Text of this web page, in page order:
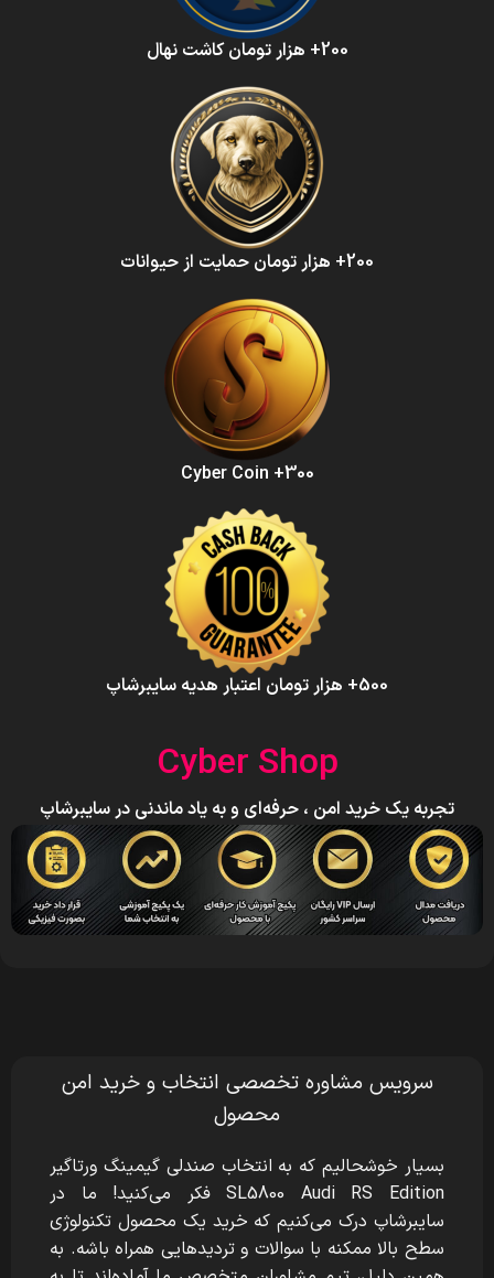
200+ هزار تومان کاشت نهال
200+ هزار تومان حمایت از حیوانات
300+ Cyber Coin
500+ هزار تومان اعتبار هدیه سایبرشاپ
Cyber Shop
تجربه یک خرید امن ، حرفه‌ای و به یاد ماندنی در سایبرشاپ
سرویس مشاوره تخصصی انتخاب و خرید امن
محصول
بسیار خوشحالیم که به انتخاب صندلی گیمینگ ورتاگیر
SL5800 Audi RS Edition
فکر می‌کنید! ما در
سایبرشاپ درک می‌کنیم که خرید یک محصول تکنولوژی
سطح بالا ممکنه با سوالات و تردیدهایی همراه باشه. به